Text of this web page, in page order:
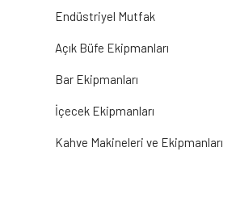
Endüstriyel Mutfak
Açık Büfe Ekipmanları
Bar Ekipmanları
İçecek Ekipmanları
Kahve Makineleri ve Ekipmanları